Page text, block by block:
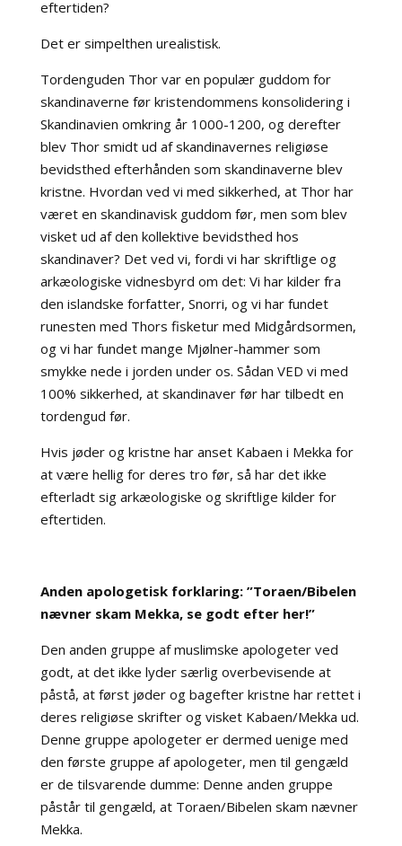
eftertiden?
Det er simpelthen urealistisk.
Tordenguden Thor var en populær guddom for
skandinaverne før kristendommens konsolidering i
Skandinavien omkring år 1000-1200, og derefter
blev Thor smidt ud af skandinavernes religiøse
bevidsthed efterhånden som skandinaverne blev
kristne. Hvordan ved vi med sikkerhed, at Thor har
været en skandinavisk guddom før, men som blev
visket ud af den kollektive bevidsthed hos
skandinaver? Det ved vi, fordi vi har skriftlige og
arkæologiske vidnesbyrd om det: Vi har kilder fra
den islandske forfatter, Snorri, og vi har fundet
runesten med Thors fisketur med Midgårdsormen,
og vi har fundet mange Mjølner-hammer som
smykke nede i jorden under os. Sådan VED vi med
100% sikkerhed, at skandinaver før har tilbedt en
tordengud før.
Hvis jøder og kristne har anset Kabaen i Mekka for
at være hellig for deres tro før, så har det ikke
efterladt sig arkæologiske og skriftlige kilder for
eftertiden.
Anden apologetisk forklaring: ”Toraen/Bibelen
nævner skam Mekka, se godt efter her!”
Den anden gruppe af muslimske apologeter ved
godt, at det ikke lyder særlig overbevisende at
påstå, at først jøder og bagefter kristne har rettet i
deres religiøse skrifter og visket Kabaen/Mekka ud.
Denne gruppe apologeter er dermed uenige med
den første gruppe af apologeter, men til gengæld
er de tilsvarende dumme: Denne anden gruppe
påstår til gengæld, at Toraen/Bibelen skam nævner
Mekka.